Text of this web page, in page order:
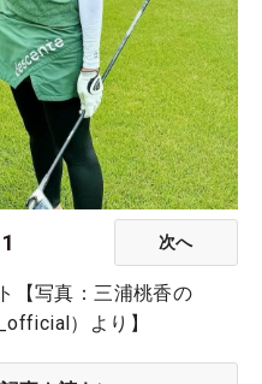
1 次へ
【写真：三浦桃香の
）より】